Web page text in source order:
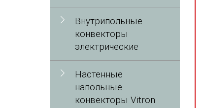
Внутрипольные
конвекторы
электрические
Настенные
напольные
конвекторы Vitron